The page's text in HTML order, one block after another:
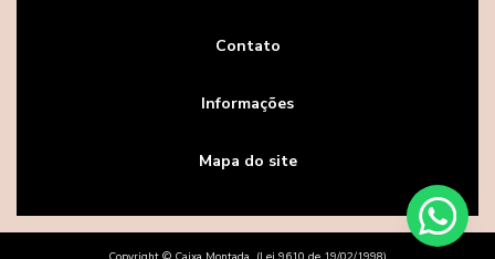
Contato
Informações
Mapa do site